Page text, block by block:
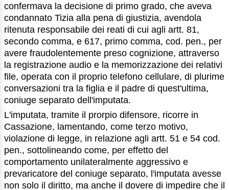
confermava la decisione di primo grado, che aveva
condannato Tizia alla pena di giustizia, avendola
ritenuta responsabile dei reati di cui agli artt. 81,
secondo comma, e 617, primo comma, cod. pen., per
avere fraudolentemente preso cognizione, attraverso
la registrazione audio e la memorizzazione dei relativi
file, operata con il proprio telefono cellulare, di plurime
conversazioni tra la figlia e il padre di quest'ultima,
coniuge separato dell'imputata.
L'imputata, tramite il prorpio difensore, ricorre in
Cassazione, lamentando, come terzo motivo,
violazione di legge, in relazione agli artt. 51 e 54 cod.
pen., sottolineando come, per effetto del
comportamento unilateralmente aggressivo e
prevaricatore del coniuge separato, l'imputata avesse
non solo il diritto, ma anche il dovere di impedire che il